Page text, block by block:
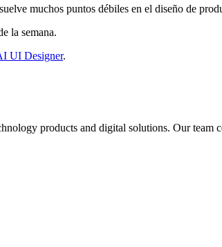
muchos puntos débiles en el diseño de
la semana.
UI Designer.
products and digital solutions. Our team